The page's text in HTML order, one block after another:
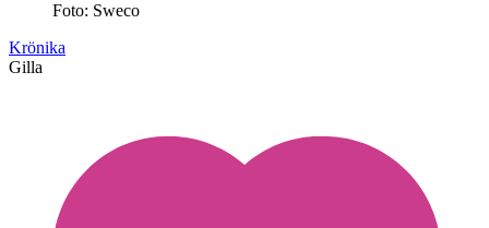
Foto: Sweco
Krönika
Gilla